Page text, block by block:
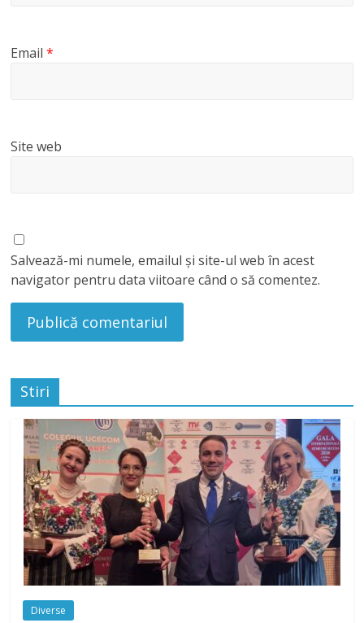
Email*
Site web
Salvează-mi numele, emailul și site-ul web în acest
navigator pentru data viitoare când o să comentez.
Stiri
Diverse